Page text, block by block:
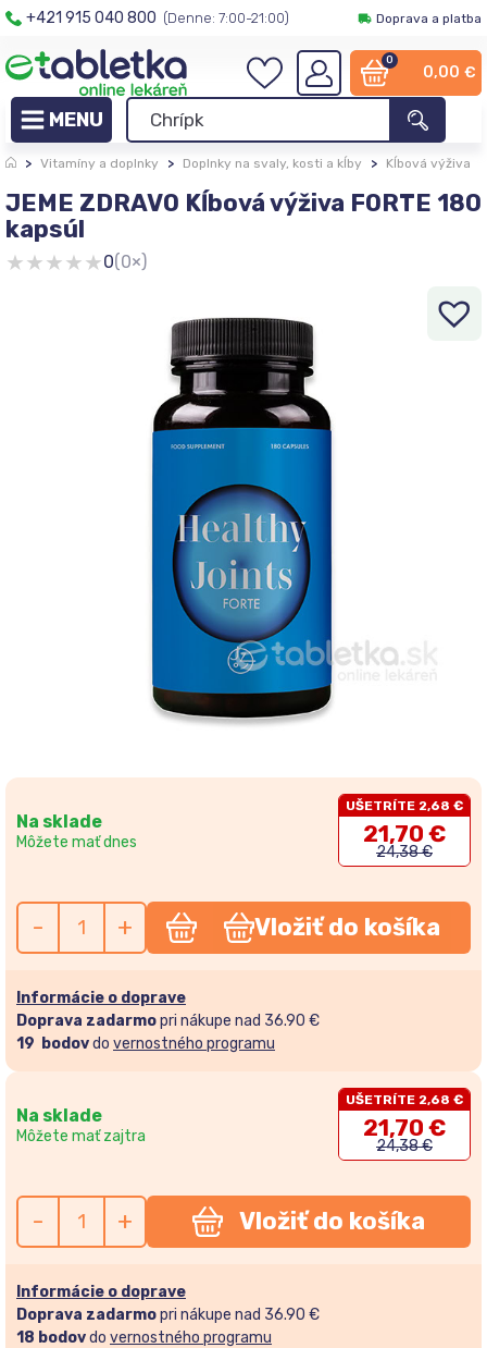
+421 915 040 800 (Denne: 7:00-21:00) Doprava a platba
0
0,00 €
> Vitamíny a doplnky > Doplnky na svaly, kosti a kĺby > Kĺbová výživa
JEME ZDRAVO Kĺbová výživa FORTE 180
kapsúl
★★★★★0(0×)
Na sklade
Môžete mať dnes
UŠETRÍTE 2,68 €
21,70 €
24,38 €
- + Vložiť do košíka
Informácie o doprave
Doprava zadarmopri nákupe nad 36.90 €
19 bodovdo vernostného programu
Na sklade
Môžete mať zajtra
UŠETRÍTE 2,68 €
21,70 €
24,38€
- + Vložiť do košíka
Informácie o doprave
Doprava zadarmopri nákupe nad 36.90 €
18 bodovdo vernostného programu